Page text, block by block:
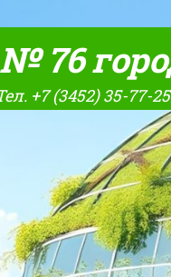
76
+7 (3452) 35-77-25